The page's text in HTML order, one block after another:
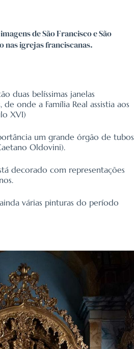
de São Francisco e São
nas igrejas franciscanas.
duas belíssimas janelas
onde a Família Real assistia aos
XVI)
um grande órgão de tubos
Oldovini).
decorado com representações
várias pinturas do período